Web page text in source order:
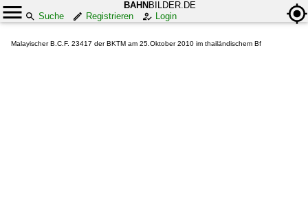
BAHN BILDER.DE
Suche
Registrieren Login
Malayischer B.C.F. 23417 der BKTM am 25.Oktober 2010 im thailändischem Bf